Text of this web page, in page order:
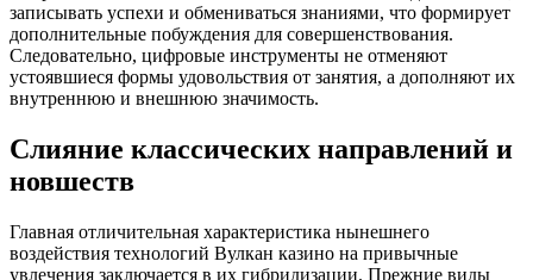
записывать успехи и обмениваться знаниями, что формирует
дополнительные побуждения для совершенствования.
Следовательно, цифровые инструменты не отменяют
устоявшиеся формы удовольствия от занятия, а дополняют их
внутреннюю и внешнюю значимость.
Слияние классических направлений и
новшеств
Главная отличительная характеристика нынешнего
воздействия технологий Вулкан казино на привычные
увлечения заключается в их гибридизации. Прежние виды